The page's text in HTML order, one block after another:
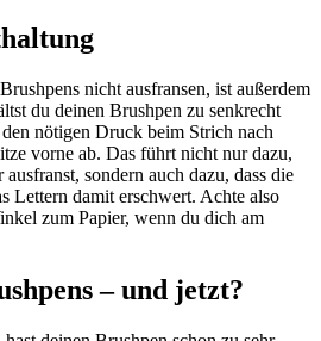
nicht ausfransen, ist außerdem
du deinen Brushpen zu senkrecht
nötigen Druck beim Strich nach
vorne ab. Das führt nicht nur dazu,
sondern auch dazu, dass die
Lettern damit erschwert. Achte also
zum Papier, wenn du dich am
– und jetzt?